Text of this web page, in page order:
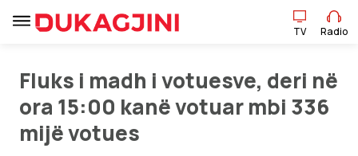
TV Radio
Lajme
TV Radio
Fluks i madh i votuesve, deri në
ora 15:00 kanë votuar mbi 336
mijë votues